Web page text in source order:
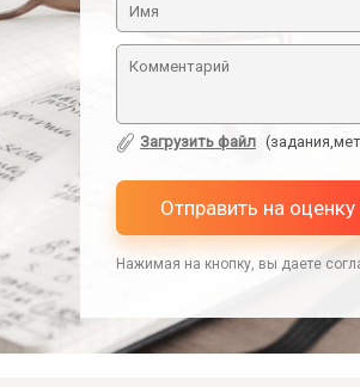
Загрузить файл
Отправить на оценку
Нажимая на кнопку, вы даете